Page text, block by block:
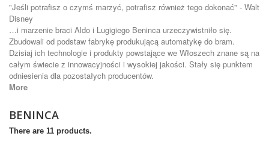
"Jeśli potrafisz o czymś marzyć, potrafisz również tego dokonać" - Walt
Disney
…i marzenie braci Aldo i Lugigiego Beninca urzeczywistniło się.
Zbudowali od podstaw fabrykę produkującą automatykę do bram.
Dzisiaj ich technologie i produkty powstające we Włoszech znane są na
całym świecie z innowacyjności i wysokiej jakości. Stały się punktem
odniesienia dla pozostałych producentów.
More
BENINCA
There are 11 products.